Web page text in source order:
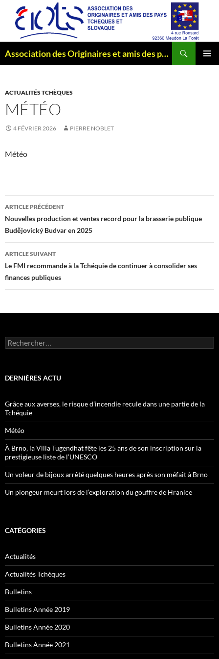
contenu
Association des Originaires et amis des pays Tchèques et Slovaque
ACTUALITÉS TCHÈQUES
MÉTÉO
4 FÉVRIER 2026 PIERRE NOBLET
Météo
Navigation
des
articles
ARTICLE PRÉCÉDENT
Nouvelles production et ventes record pour la brasserie publique
Budějovický Budvar en 2025
ARTICLE SUIVANT
Le FMI recommande à la Tchéquie de continuer à consolider ses
finances publiques
Rechercher :
DERNIÈRES ACTU
Grâce aux averses, le risque d’incendie recule dans une partie de la
Tchéquie
Météo
À Brno, la Villa Tugendhat fête les 25 ans de son inscription sur la
prestigieuse liste de l’UNESCO
Un voleur de bijoux arrêté quelques heures après son méfait à Brno
Un plongeur meurt lors de l’exploration du gouffre de Hranice
CATÉGORIES
Actualités
Actualités Tchèques
Bulletins
Bulletins Année 2019
Bulletins Année 2020
Bulletins Année 2021